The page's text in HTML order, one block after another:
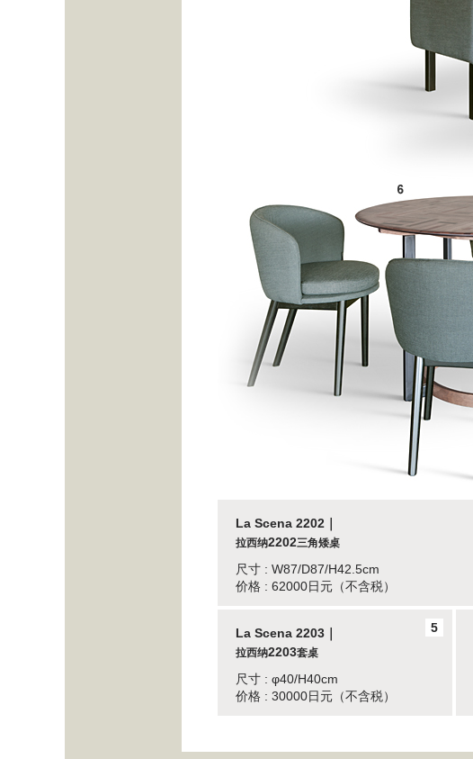
La Scena 2202｜
拉西纳2202三角矮桌
尺寸 : W87/D87/H42.5cm
价格 : 62000日元（不含税）
La Scena 2203｜
拉西纳2203套桌
尺寸 : φ40/H40cm
价格 : 30000日元（不含税）
5